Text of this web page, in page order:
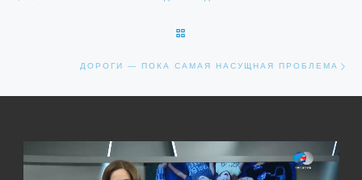
ДОРОГИ — ПОКА САМАЯ НАСУЩНАЯ ПРОБЛЕМА